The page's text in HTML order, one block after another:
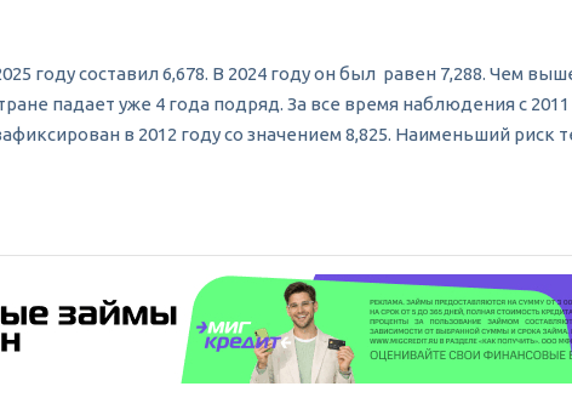
году составил 6,678. В 2024 году он был равен 7,288. Чем
падает уже 4 года подряд. За все время наблюдения с
в 2012 году со значением 8,825. Наименьший риск